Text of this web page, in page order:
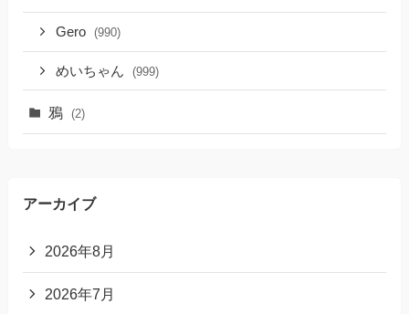
Gero (990)
めいちゃん (999)
鴉 (2)
アーカイブ
2026年8月
2026年7月